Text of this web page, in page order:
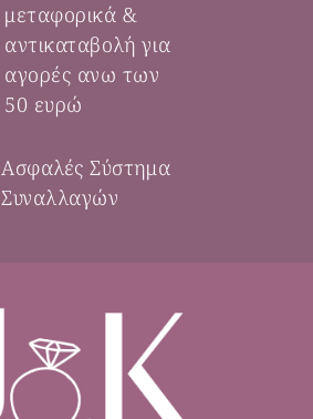
μεταφορικά &
αντικαταβολή για
αγορές ανω των
50 ευρώ
Ασφαλές Σύστημα
Συναλλαγών